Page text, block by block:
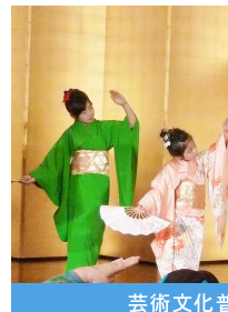
芸術文化